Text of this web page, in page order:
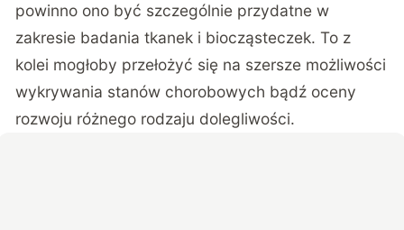
powinno ono być szczególnie przydatne w
zakresie badania tkanek i biocząsteczek. To z
kolei mogłoby przełożyć się na szersze możliwości
wykrywania stanów chorobowych bądź oceny
rozwoju różnego rodzaju dolegliwości.